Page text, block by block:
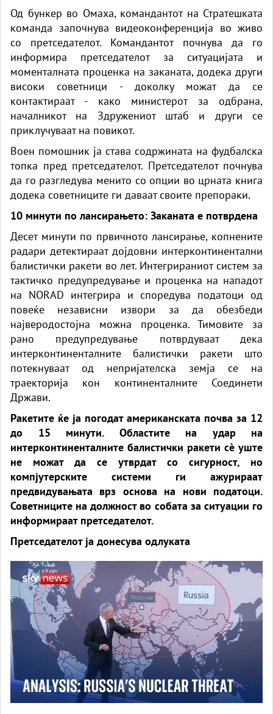
Од бункер во Омаха, командантот на Стратешката
команда започнува видеоконференција во живо
со претседателот. Командантот почнува да го
информира претседателот за ситуацијата и
моменталната проценка на заканата, додека други
високи советници - доколку можат да се
контактираат - како министерот за одбрана,
началникот на Здружениот штаб и други се
приклучуваат на повикот.
Воен помошник ја става содржината на фудбалска
топка пред претседателот. Претседателот почнува
да го разгледува менито со опции во црната книга
додека советниците ги даваат своите препораки.
10 минути по лансирањето: Заканата е потврдена
Десет минути по првичното лансирање, копнените
радари детектираат дојдовни интерконтинентални
балистички ракети во лет. Интегрираниот систем за
тактичко предупредување и проценка на нападот
на NORAD интегрира и споредува податоци од
повеќе независни извори за да обезбеди
најверодостојна можна проценка. Тимовите за
рано предупредување потврдуваат дека
интерконтиненталните балистички ракети што
потекнуваат од непријателска земја се на
траекторија кон континенталните Соединети
Држави.
Ракетите ќе ја погодат американската почва за 12
до 15 минути. Областите на удар на
интерконтиненталните балистички ракети сè уште
не можат да се утврдат со сигурност, но
компјутерските системи ги ажурираат
предвидувањата врз основа на нови податоци.
Советниците на должност во собата за ситуации го
информираат претседателот.
Претседателот ја донесува одлуката